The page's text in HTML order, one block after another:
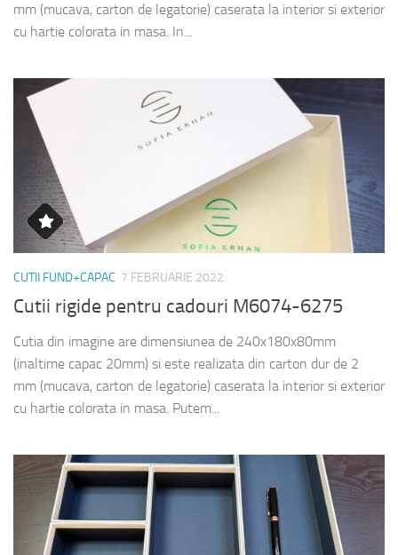
mm (mucava, carton de legatorie) caserata la interior si exterior
cu hartie colorata in masa. In...
CUTII FUND+CAPAC 7 FEBRUARIE 2022
Cutii rigide pentru cadouri M6074-6275
Cutia din imagine are dimensiunea de 240x180x80mm
(inaltime capac 20mm) si este realizata din carton dur de 2
mm (mucava, carton de legatorie) caserata la interior si exterior
cu hartie colorata in masa. Putem...